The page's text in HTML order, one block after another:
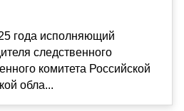
года исполняющий
следственного
комитета Российской
обла...